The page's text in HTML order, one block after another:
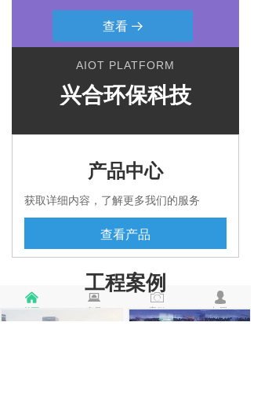
查看 뀠
兴合环保科技
AIOT PLATFORM
产品中心
获取详细内容，了解更多我们的服务
查看产品
工程案例
낀
首页
뀵
产品
ꄒ
案例
넙
加盟